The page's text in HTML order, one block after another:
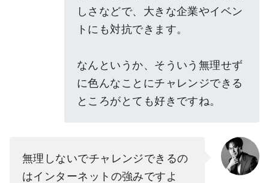
しさなどで、大きな企業やイベン
トにも対抗できます。
なんというか、そういう無理せず
に色んなことにチャレンジできる
ところがとても好きですね。
無理しないでチャレンジできるの
はインターネットの強みですよ